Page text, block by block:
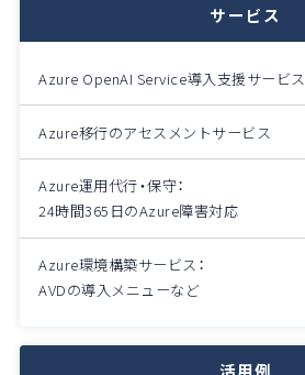
サービス
Azure OpenAI Service導入支援サービス
Azure移行のアセスメントサービス
Azure運用代行・保守：
24時間365日のAzure障害対応
Azure環境構築サービス：
AVDの導入メニューなど